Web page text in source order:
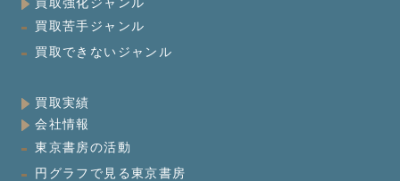
買取苦手ジャンル
買取できないジャンル
買取実績
会社情報
東京書房の活動
円グラフで見る東京書房